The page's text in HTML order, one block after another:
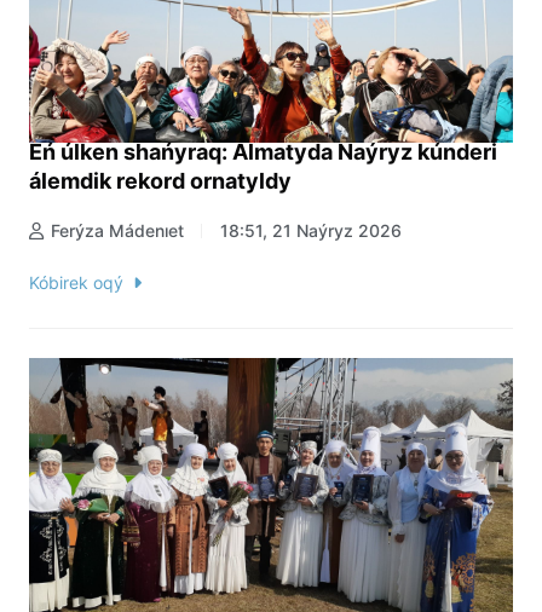
Eń úlken shańyraq: Almatyda Naýryz kúnderi
álemdik rekord ornatyldy
Ferýza Mádenıet 18:51, 21 Naýryz 2026
Kóbirek oqý